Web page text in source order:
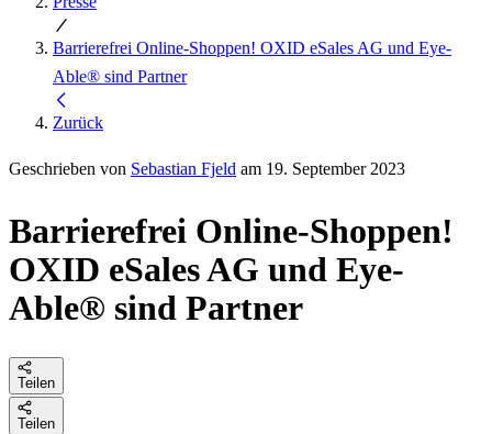
Barrierefrei Online-Shoppen! OXID eSales AG und Eye-
Able® sind Partner
Zurück
Geschrieben von Sebastian Fjeld am 19. September 2023
Barrierefrei Online-Shoppen!
OXID eSales AG und Eye-
Able® sind Partner
Teilen
Teilen